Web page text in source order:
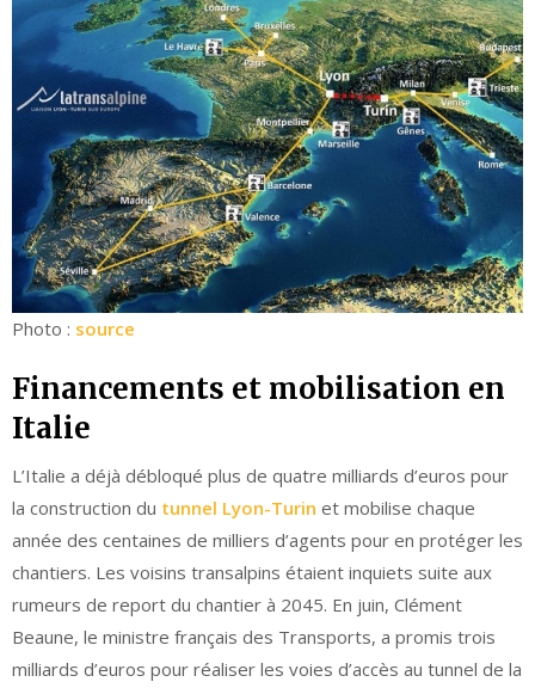
Photo : source
Financements et mobilisation en
Italie
L’Italie a déjà débloqué plus de quatre milliards d’euros pour
la construction du tunnel Lyon-Turin et mobilise chaque
année des centaines de milliers d’agents pour en protéger les
chantiers. Les voisins transalpins étaient inquiets suite aux
rumeurs de report du chantier à 2045. En juin, Clément
Beaune, le ministre français des Transports, a promis trois
milliards d’euros pour réaliser les voies d’accès au tunnel de la